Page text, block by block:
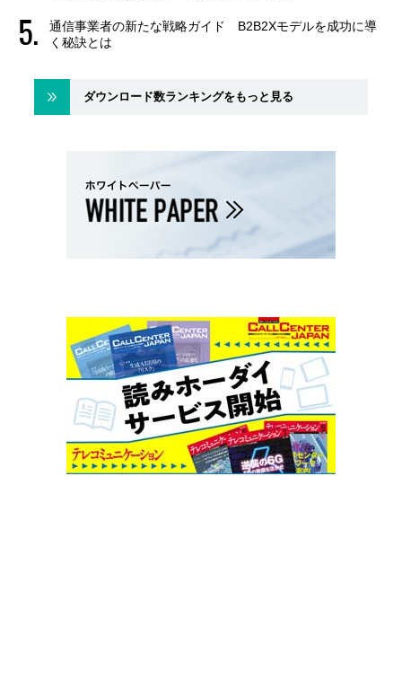
通信事業者の新たな戦略ガイド B2B2Xモデルを成功に導
く秘訣とは
ダウンロード数ランキングをもっと見る